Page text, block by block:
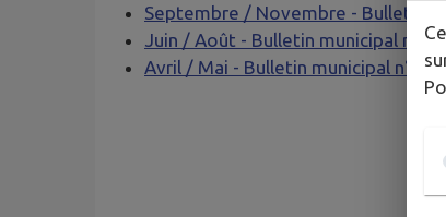
Septembre / Novembre - Bulletin
Juin / Août - Bulletin municipal n°10
Avril / Mai - Bulletin municipal n°9